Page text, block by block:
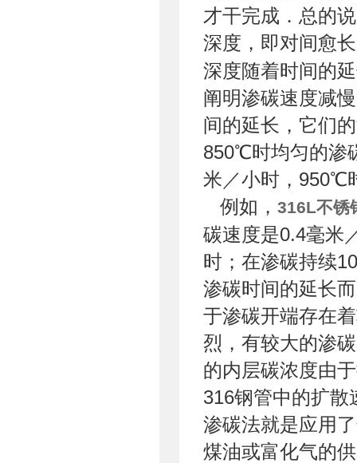
才干完成．总的
深度，即对间愈
深度随着时间的
阐明渗碳速度减
间的延长，它们
850℃时均匀的渗
米／小时，950℃
例如， 316L不锈
碳速度是0.4毫米
时；在渗碳持续
渗碳时间的延长
于渗碳开端存在
烈，有较大的渗
的内层碳浓度由
316钢管中的扩
渗碳法就是应用
煤油或富化气的